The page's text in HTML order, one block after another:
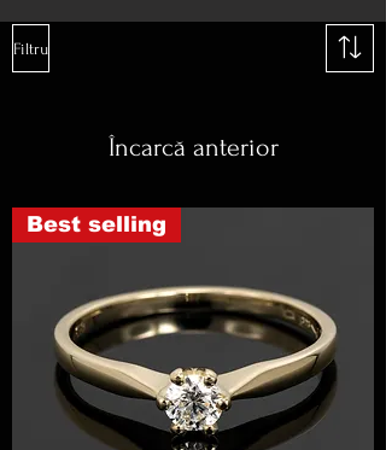
Filtru
Încarcă anterior
Best selling